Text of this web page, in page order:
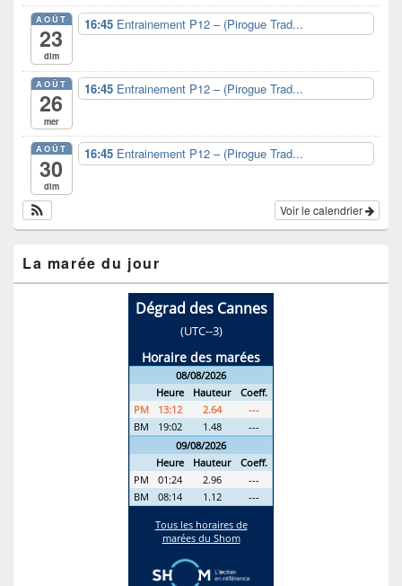
AOÛT
23
dim
16:45 Entrainement P12 – (Pirogue Trad...
AOÛT
26
mer
16:45 Entrainement P12 – (Pirogue Trad...
AOÛT
30
dim
16:45 Entrainement P12 – (Pirogue Trad...
Voir le calendrier
La marée du jour